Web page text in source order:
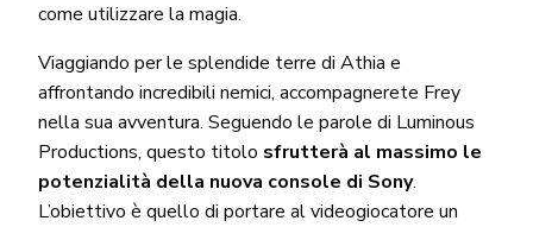
come utilizzare la magia.
Viaggiando per le splendide terre di Athia e
affrontando incredibili nemici, accompagnerete Frey
nella sua avventura. Seguendo le parole di Luminous
Productions, questo titolo sfrutterà al massimo le
potenzialità della nuova console di Sony.
L’obiettivo è quello di portare al videogiocatore un